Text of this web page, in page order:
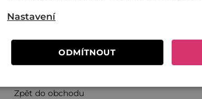
Zpět do obchodu
ODMÍTNOUT
Nastavení